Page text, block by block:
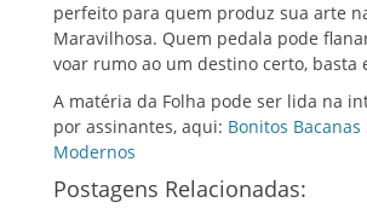
perfeito para quem produz sua arte
Maravilhosa. Quem pedala pode
voar rumo ao um destino certo, basta
A matéria da Folha pode ser lida na
por assinantes, aqui: Bonitos Bacanas
Modernos
Postagens Relacionadas: